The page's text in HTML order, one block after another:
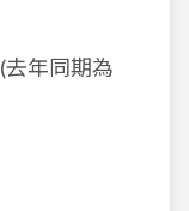
(去年同期為